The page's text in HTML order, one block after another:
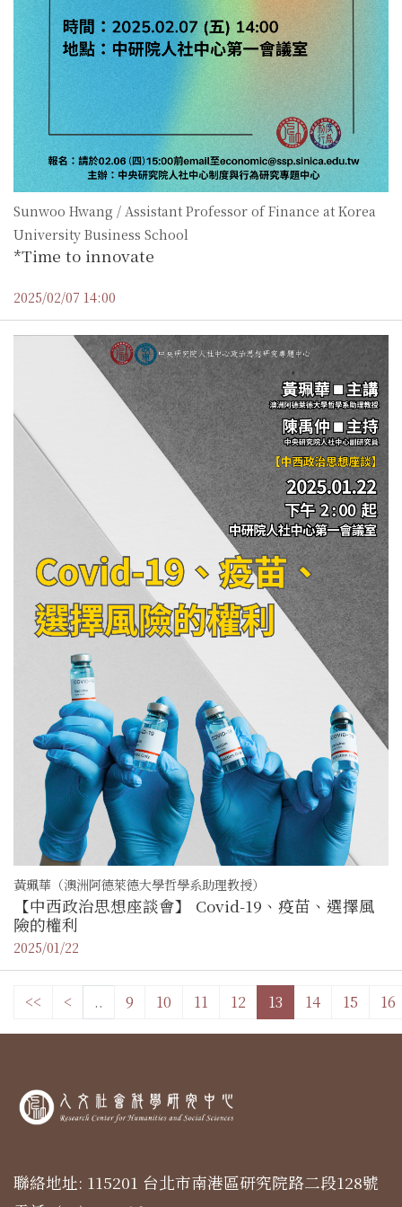
Sunwoo Hwang / Assistant Professor of Finance at Korea
University Business School
*Time to innovate
2025/02/07 14:00
黃珮華（澳洲阿德萊德大學哲學系助理教授）
【中西政治思想座談會】 Covid-19、疫苗、選擇風
險的權利
2025/01/22
<< < .. 9 10 11 12 13 14 15 16
聯絡地址: 115201 台北市南港區研究院路二段128號